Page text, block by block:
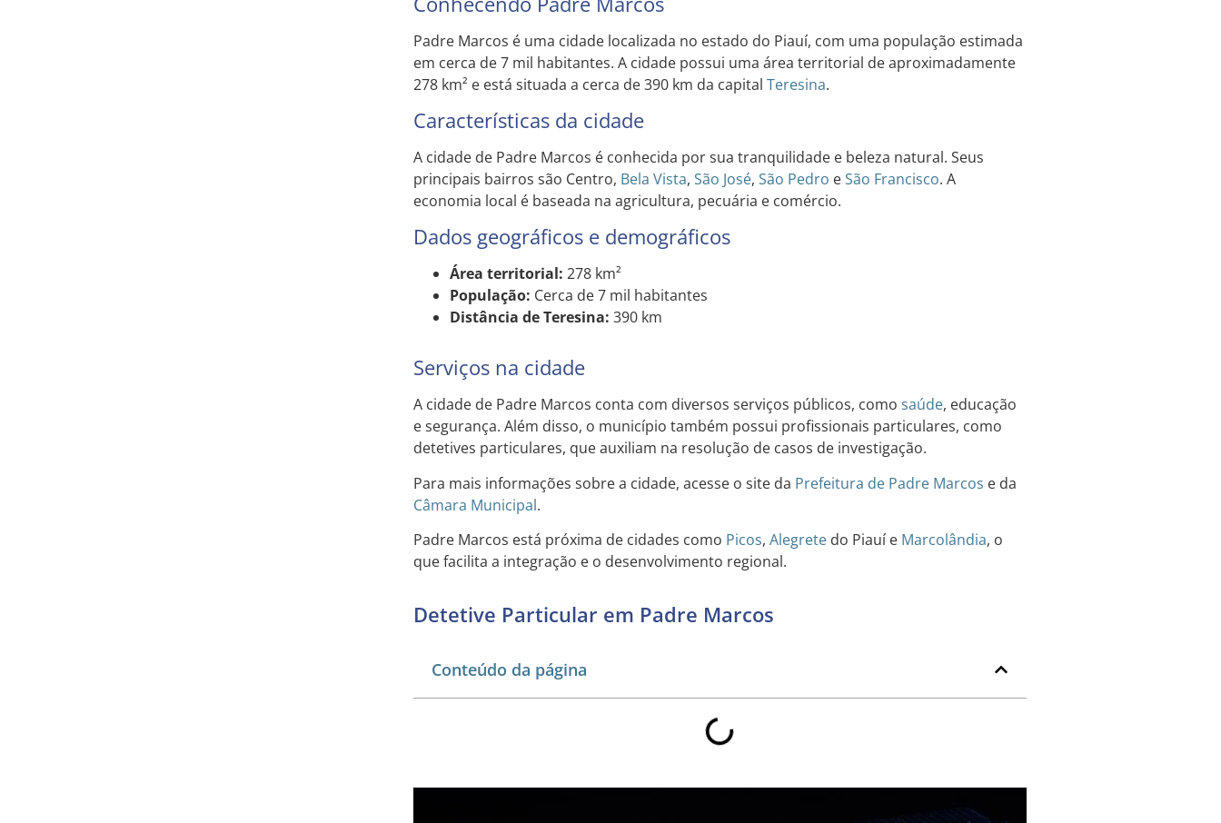
Padre Marcos é uma cidade localizada no estado do Piauí, com uma população estimada
em cerca de 7 mil habitantes. A cidade possui uma área territorial de aproximadamente
278 km² e está situada a cerca de 390 km da capital Teresina.
Características da cidade
A cidade de Padre Marcos é conhecida por sua tranquilidade e beleza natural. Seus
principais bairros são Centro, Bela Vista, São José, São Pedro eSão Francisco. A
economia local é baseada na agricultura, pecuária e comércio.
Dados geográficos e demográficos
Área territorial: 278 km²
População: Cerca de 7 mil habitantes
Distância de Teresina: 390 km
Serviços na cidade
A cidade de Padre Marcos conta com diversos serviços públicos, como saúde, educação
e segurança. Além disso, o município também possui profissionais particulares, como
detetives particulares, que auxiliam na resolução de casos de investigação.
Para mais informações sobre a cidade, acesse o site da Prefeitura de Padre Marcos e da
Câmara Municipal.
Padre Marcos está próxima de cidades como Picos, Alegretedo Piauí e Marcolândia, o
que facilita a integração e o desenvolvimento regional.
Detetive Particular em Padre Marcos
Conteúdo da página